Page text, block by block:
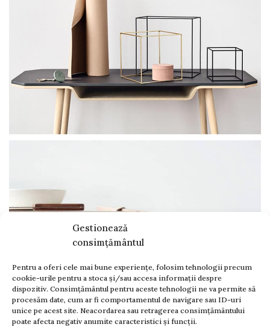
Gestionează
consimțământul
Pentru a oferi cele mai bune experiențe, folosim tehnologii precum
cookie-urile pentru a stoca și/sau accesa informații despre
dispozitiv. Consimțământul pentru aceste tehnologii ne va permite să
procesăm date, cum ar fi comportamentul de navigare sau ID-uri
unice pe acest site. Neacordarea sau retragerea consimțământului
poate afecta negativ anumite caracteristici și funcții.